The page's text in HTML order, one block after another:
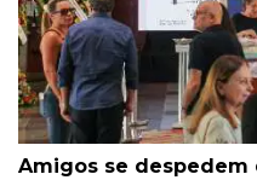
Amigos se despedem